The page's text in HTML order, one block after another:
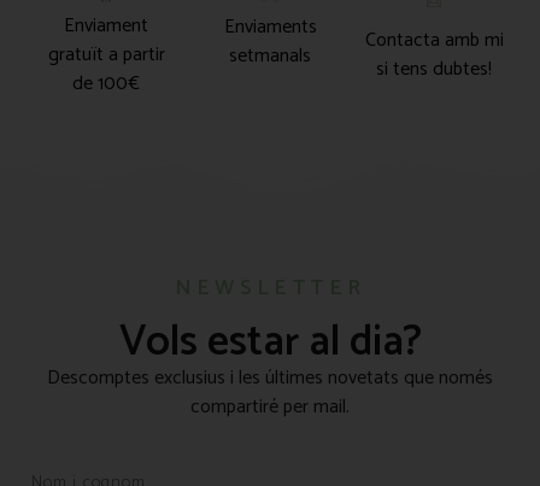
Enviament
gratuït a partir
de 100€
Enviaments
setmanals
Contacta amb mi
si tens dubtes!
Vols estar al dia?
Descomptes exclusius i les últimes novetats que només
compartiré per mail.